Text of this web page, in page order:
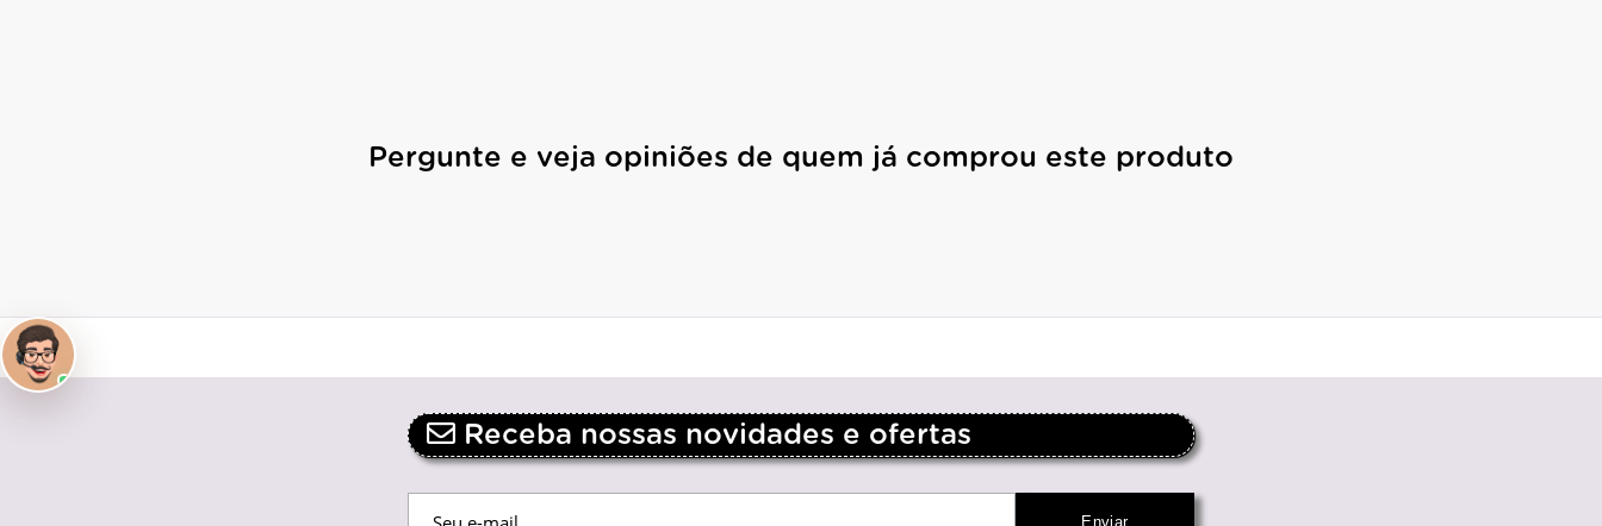
Pergunte e veja opiniões de quem já comprou este produto
Receba nossas novidades e ofertas